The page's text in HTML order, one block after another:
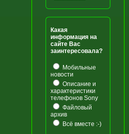
Какая
информация на
сайте Вас
заинтересовала?
Мобильные
новости
Описание и
характеристики
телефонов Sony
Файловый
архив
Всё вместе :-)